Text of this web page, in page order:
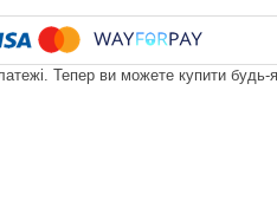
Тепер ви можете купити